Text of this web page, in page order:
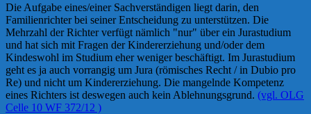
Die Aufgabe eines/einer Sachverständigen liegt darin, den
Familienrichter bei seiner Entscheidung zu unterstützen. Die
Mehrzahl der Richter verfügt nämlich "nur" über ein Jurastudium
und hat sich mit Fragen der Kindererziehung und/oder dem
Kindeswohl im Studium eher weniger beschäftigt. Im Jurastudium
geht es ja auch vorrangig um Jura (römisches Recht / in Dubio pro
Re) und nicht um Kindererziehung. Die mangelnde Kompetenz
eines Richters ist deswegen auch kein Ablehnungsgrund. (vgl. OLG
Celle 10 WF 372/12 )